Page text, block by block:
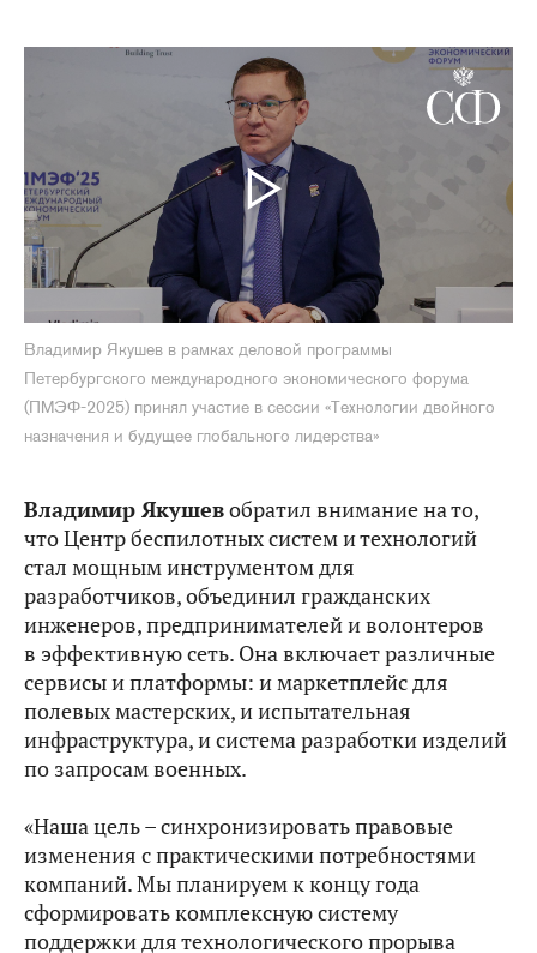
Владимир Якушев в рамках деловой программы
Петербургского международного экономического форума
(ПМЭФ-2025) принял участие в сессии «Технологии двойного
назначения и будущее глобального лидерства»
Владимир Якушевобратил внимание на то,
что Центр беспилотных систем и технологий
стал мощным инструментом для
разработчиков, объединил гражданских
инженеров, предпринимателей и волонтеров
в эффективную сеть. Она включает различные
сервисы и платформы: и маркетплейс для
полевых мастерских, и испытательная
инфраструктура, и система разработки изделий
по запросам военных.
«Наша цель – синхронизировать правовые
изменения с практическими потребностями
компаний. Мы планируем к концу года
сформировать комплексную систему
поддержки для технологического прорыва